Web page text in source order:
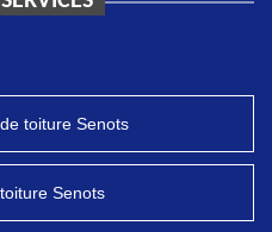
toiture Senots
Senots